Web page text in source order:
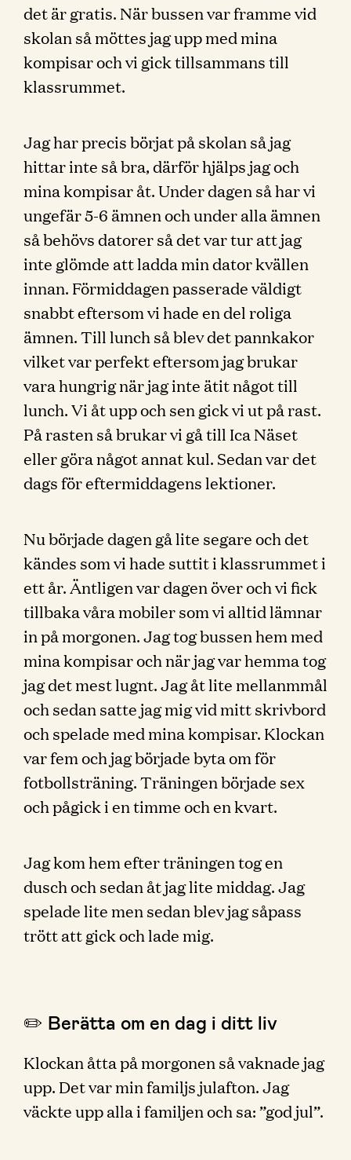
det är gratis. När bussen var framme vid
skolan så möttes jag upp med mina
kompisar och vi gick tillsammans till
klassrummet.
Jag har precis börjat på skolan så jag
hittar inte så bra, därför hjälps jag och
mina kompisar åt. Under dagen så har vi
ungefär 5-6 ämnen och under alla ämnen
så behövs datorer så det var tur att jag
inte glömde att ladda min dator kvällen
innan. Förmiddagen passerade väldigt
snabbt eftersom vi hade en del roliga
ämnen. Till lunch så blev det pannkakor
vilket var perfekt eftersom jag brukar
vara hungrig när jag inte ätit något till
lunch. Vi åt upp och sen gick vi ut på rast.
På rasten så brukar vi gå till Ica Näset
eller göra något annat kul. Sedan var det
dags för eftermiddagens lektioner.
Nu började dagen gå lite segare och det
kändes som vi hade suttit i klassrummet i
ett år. Äntligen var dagen över och vi fick
tillbaka våra mobiler som vi alltid lämnar
in på morgonen. Jag tog bussen hem med
mina kompisar och när jag var hemma tog
jag det mest lugnt. Jag åt lite mellanmmål
och sedan satte jag mig vid mitt skrivbord
och spelade med mina kompisar. Klockan
var fem och jag började byta om för
fotbollsträning. Träningen började sex
och pågick i en timme och en kvart.
Jag kom hem efter träningen tog en
dusch och sedan åt jag lite middag. Jag
spelade lite men sedan blev jag såpass
trött att gick och lade mig.
✏️ Berätta om en dag i ditt liv
Klockan åtta på morgonen så vaknade jag
upp. Det var min familjs julafton. Jag
väckte upp alla i familjen och sa: ”god jul”.